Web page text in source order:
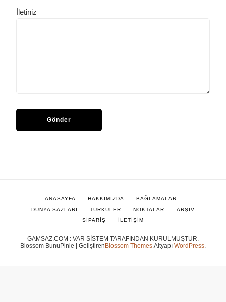
İletiniz
GAMSAZ.COM : VAR SİSTEM TARAFINDAN KURULMUŞTUR.
Blossom BunuPinle | GeliştirenBlossom Themes .Altyapı WordPress
ANASAYFA HAKKIMIZDA
BAĞLAMALAR
DÜNYA SAZLARI
TÜRKÜLER NOKTALAR
ARŞİV
SİPARİŞ
İLETİŞİM